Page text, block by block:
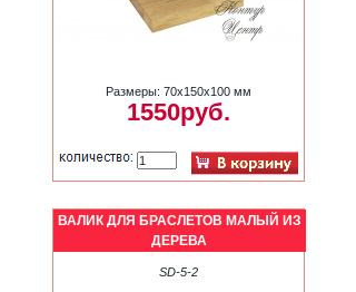
Размеры: 70х150х100 мм
1550руб.
ВАЛИК ДЛЯ БРАСЛЕТОВ МАЛЫЙ ИЗ
ДЕРЕВА
SD-5-2